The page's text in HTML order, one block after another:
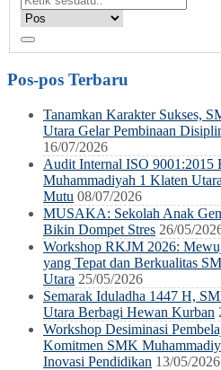
Pos-pos Terbaru
Tanamkan Karakter Sukses,
Utara Gelar Pembinaan
16/07/2026
Audit Internal ISO 9001:2015
Muhammadiyah 1 Klaten
Mutu 08/07/2026
MUSAKA: Sekolah Anak
Bikin Dompet Stres 26/05/
Workshop RKJM 2026:
yang Tepat dan Berkualitas
Utara 25/05/2026
Semarak Iduladha 1447 H,
Utara Berbagi Hewan Kurban
Workshop Desiminasi
Komitmen SMK
Inovasi Pendidikan 13/05/2026